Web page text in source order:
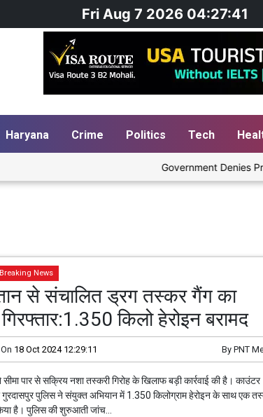
Fri Aug 7 2026 04:27:41
Haryana Crime Politics Tech
Government Denies
Breaking News
से संचालित ड्रग तस्कर गैंग का
किलो हेरोइन बरामद
18 Oct 2024 12:29:11 By PNT
पार से सक्रिय नशा तस्करी गिरोह के खिलाफ बड़ी कार्रवाई की है। काउंटर
पुलिस ने संयुक्त अभियान में 1.350 किलोग्राम हेरोइन के साथ एक
है। पुलिस की शुरुआती जांच...